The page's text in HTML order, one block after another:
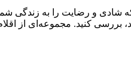
شادی و رضایت را به زندگی
کنید. مجموعه‌ای از اقلام